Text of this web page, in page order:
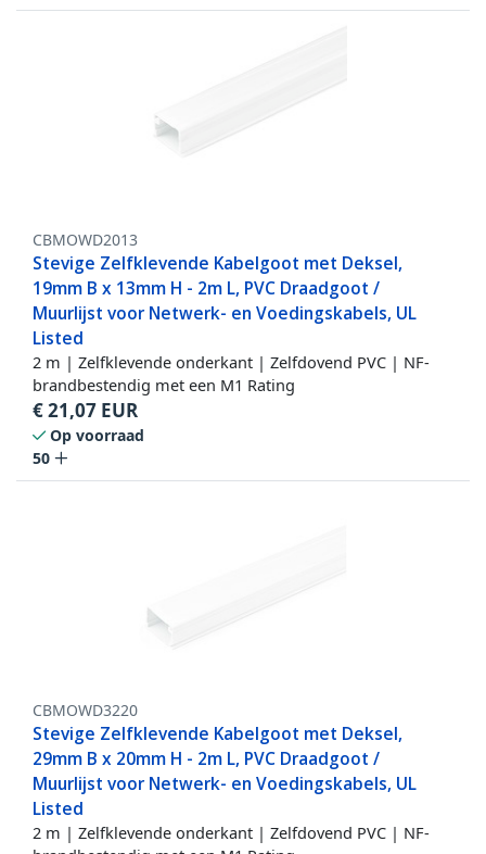
CBMOWD2013
Stevige Zelfklevende Kabelgoot met Deksel,
19mm B x 13mm H - 2m L, PVC Draadgoot /
Muurlijst voor Netwerk- en Voedingskabels, UL
Listed
2 m | Zelfklevende onderkant | Zelfdovend PVC | NF-
brandbestendig met een M1 Rating
€21,07 EUR
Op voorraad
50
CBMOWD3220
Stevige Zelfklevende Kabelgoot met Deksel,
29mm B x 20mm H - 2m L, PVC Draadgoot /
Muurlijst voor Netwerk- en Voedingskabels, UL
Listed
2 m | Zelfklevende onderkant | Zelfdovend PVC | NF-